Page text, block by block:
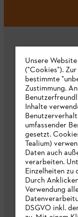
Unsere
("Cookies").
bestimmte
Zustimmung.
Inhalte
umfassender
gesetzt.
Tealium)
Daten auch
verarbeiten.
Einzelheiten zu
Durch
Verwendung
DSGVO inkl.